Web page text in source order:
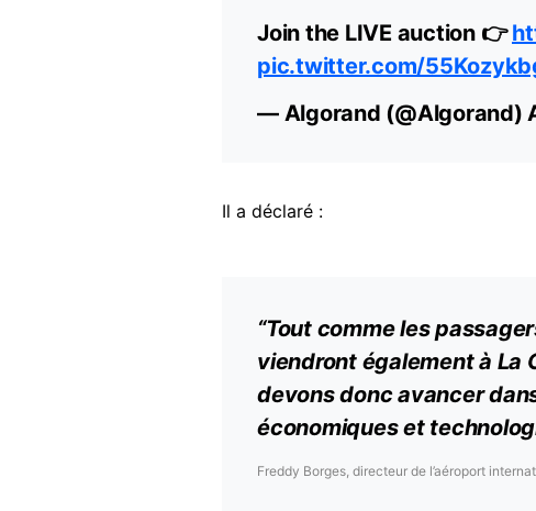
Join the LIVE auction 👉
pic.twitter.com/
— Algorand (@Algorand)
Il a déclaré :
“Tout comme les
viendront également à La
devons donc avancer
économiques et
Freddy Borges, directeur de l’aéroport